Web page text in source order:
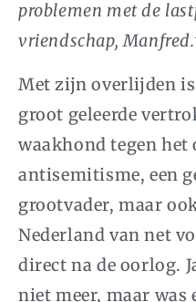
problemen met de
vriendschap,
Met zijn overlijden
groot geleerde
waakhond tegen het
antisemitisme, een
grootvader, maar
Nederland van net
direct na de oorlog.
niet meer, maar